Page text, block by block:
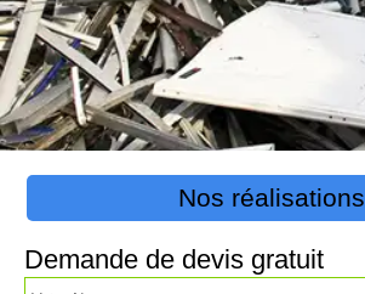
Nos réalisations
Demande de devis gratuit